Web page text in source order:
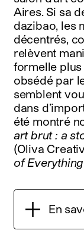
Aires. Si sa
dazibao, les
décentrés,
relèvent
formelle
obsédé par
semblent
dans
été montré
art brut : a
(Oliva
of Everything
En